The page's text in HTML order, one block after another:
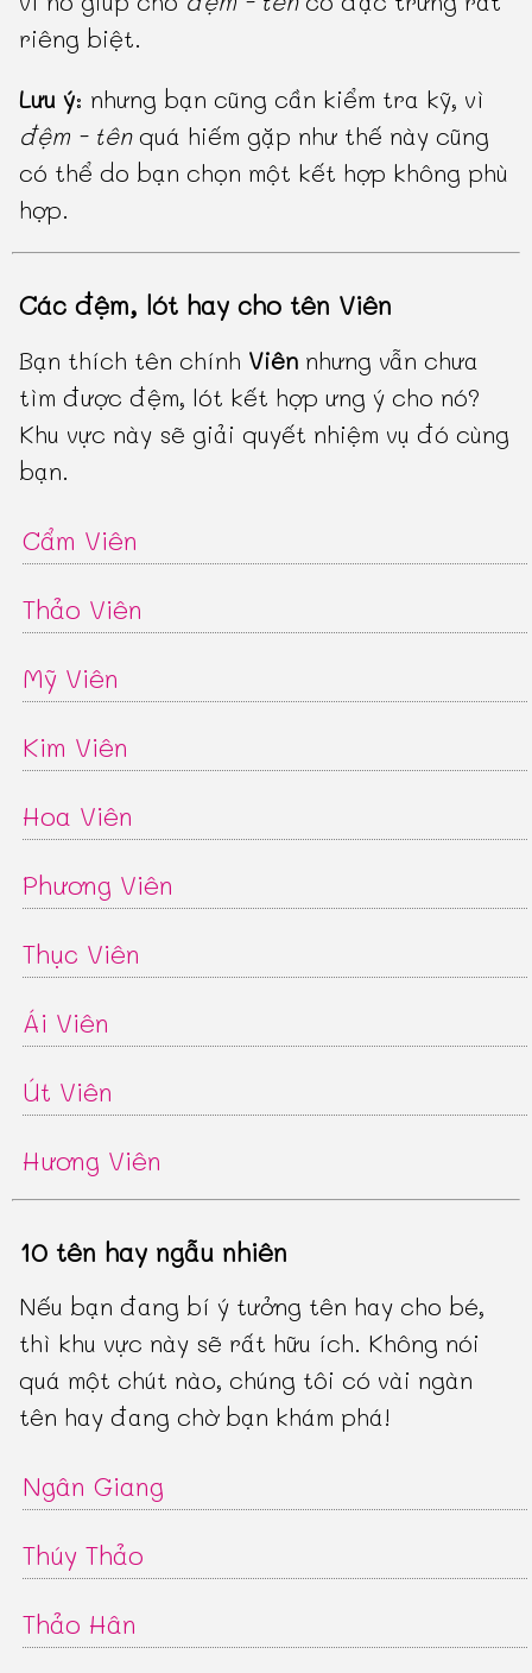
riêng biệt.
Lưu ý: nhưng bạn cũng cần kiểm tra kỹ, vì
đệm - tênquá hiếm gặp như thế này cũng
có thể do bạn chọn một kết hợp không phù
hợp.
Các đệm, lót hay cho tên Viên
Bạn thích tên chính Viên nhưng vẫn chưa
tìm được đệm, lót kết hợp ưng ý cho nó?
Khu vực này sẽ giải quyết nhiệm vụ đó cùng
bạn.
Cẩm Viên
Thảo Viên
Mỹ Viên
Kim Viên
Hoa Viên
Phương Viên
Thục Viên
Ái Viên
Út Viên
Hương Viên
10 tên hay ngẫu nhiên
Nếu bạn đang bí ý tưởng tên hay cho bé,
thì khu vực này sẽ rất hữu ích. Không nói
quá một chút nào, chúng tôi có vài ngàn
tên hay đang chờ bạn khám phá!
Ngân Giang
Thúy Thảo
Thảo Hân